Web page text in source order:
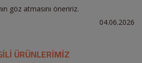
göz atmasını öneririz.
04.06.2026
ÜRÜNLERİMİZ